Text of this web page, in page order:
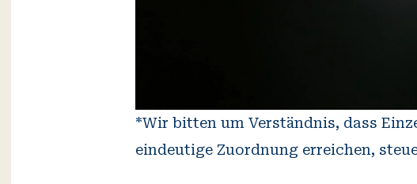
*Wir bitten um Verständnis, dass
eindeutige Zuordnung erreichen,